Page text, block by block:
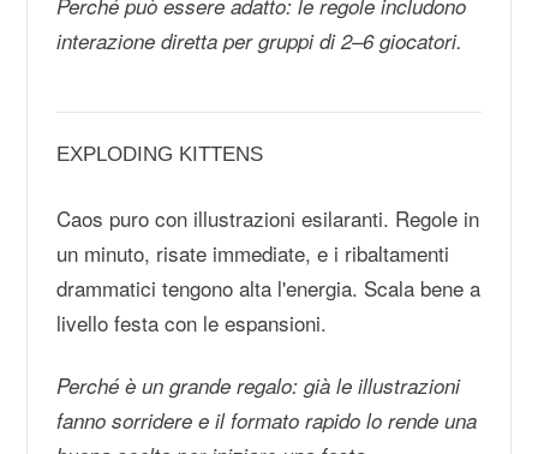
Perché può essere adatto: le regole includono
interazione diretta per gruppi di 2–6 giocatori.
EXPLODING KITTENS
Caos puro con illustrazioni esilaranti. Regole in
un minuto, risate immediate, e i ribaltamenti
drammatici tengono alta l'energia. Scala bene a
livello festa con le espansioni.
Perché è un grande regalo: già le illustrazioni
fanno sorridere e il formato rapido lo rende una